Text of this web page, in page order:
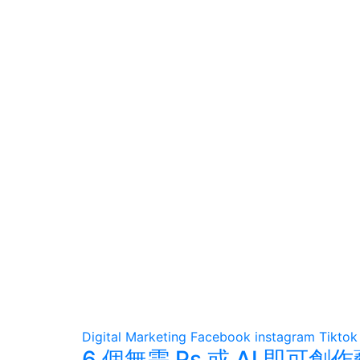
Digital Marketing Facebook instagram Tiktok